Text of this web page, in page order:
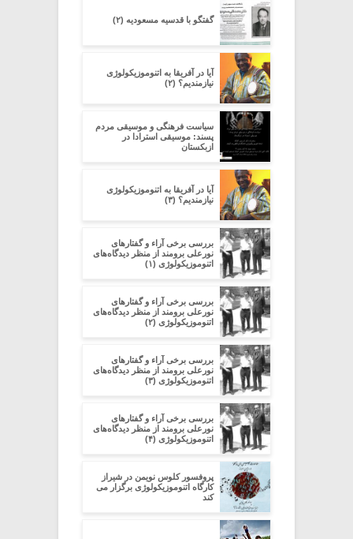
گفتگو با قدسیه مسعودیه (۲)
آیا در آفریقا به اتنوموزیکولوژی
نیازمندیم؟ (۲)
سیاست فرهنگی و موسیقی مردم
پسند: موسیقی استرادا در
ازبکستان
آیا در آفریقا به اتنوموزیکولوژی
نیازمندیم؟ (۳)
بررسی برخی آراء و گفتارهای
نورعلی برومند از منظر دیدگاه‌های
اتنوموزیکولوژی (۱)
بررسی برخی آراء و گفتارهای
نورعلی برومند از منظر دیدگاه‌های
اتنوموزیکولوژی (۲)
بررسی برخی آراء و گفتارهای
نورعلی برومند از منظر دیدگاه‌های
اتنوموزیکولوژی (۳)
بررسی برخی آراء و گفتارهای
نورعلی برومند از منظر دیدگاه‌های
اتنوموزیکولوژی (۴)
پروفسور کلوس نویمن در شیراز
کارگاه اتنوموزیکولوژی برگزار می
کند